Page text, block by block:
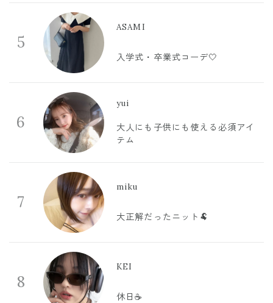
5
ASAMI
入学式・卒業式コーデ🤍
6
yui
大人にも子供にも使える必須アイ
テム
7
miku
大正解だったニット🐏
8
KEI
休日☕️